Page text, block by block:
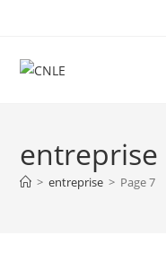
content
entreprise
> entreprise > Page 7